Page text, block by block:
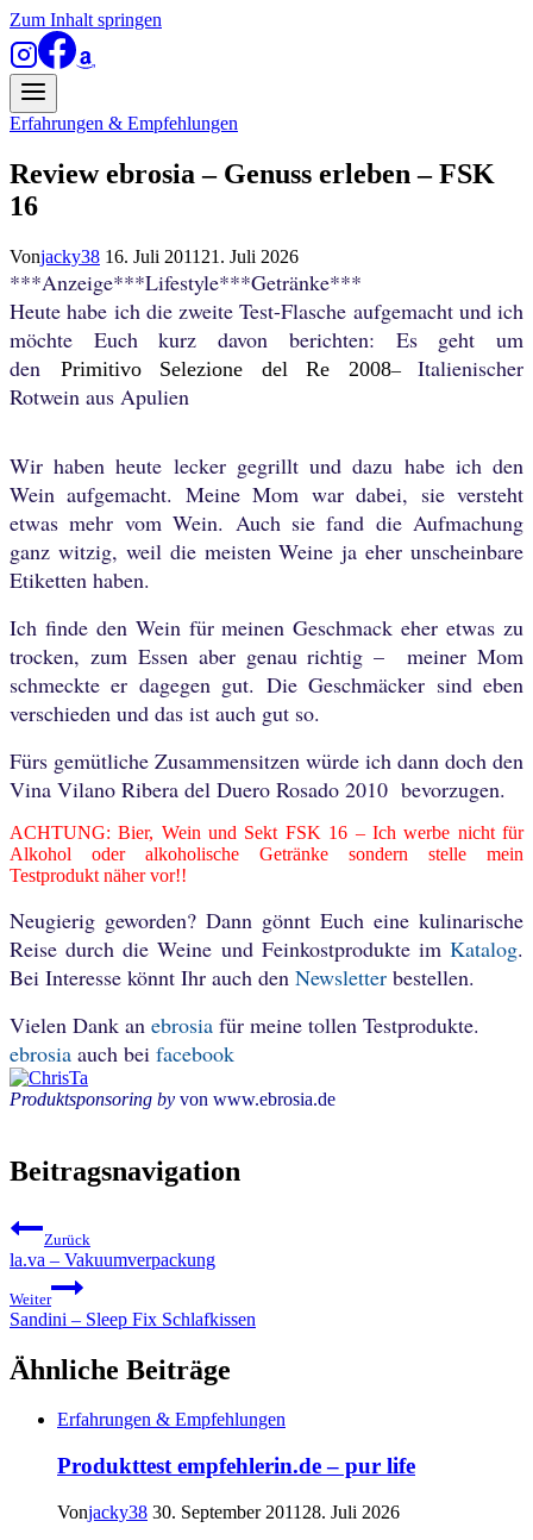
Zum Inhalt springen
Erfahrungen & Empfehlungen
Review ebrosia – Genuss erleben – FSK
16
Vonjacky38 16. Juli 2011 21. Juli 2026
***Anzeige***Lifestyle***Getränke***
Heute habe ich die zweite Test-Flasche aufgemacht und ich
möchte Euch kurz davon berichten: Es geht um
den
Primitivo Selezione del Re 2008– Italienischer
Rotwein aus Apulien
Wir haben heute lecker gegrillt und dazu habe ich den
Wein aufgemacht. Meine Mom war dabei, sie versteht
etwas mehr vom Wein. Auch sie fand die Aufmachung
ganz witzig, weil die meisten Weine ja eher unscheinbare
Etiketten haben.
Ich finde den Wein für meinen Geschmack eher etwas zu
trocken, zum Essen aber genau richtig – meiner Mom
schmeckte er dagegen gut. Die Geschmäcker sind eben
verschieden und das ist auch gut so.
Fürs gemütliche Zusammensitzen würde ich dann doch den
Vina Vilano Ribera del Duero Rosado 2010 bevorzugen.
ACHTUNG: Bier, Wein und Sekt FSK 16 – Ich werbe nicht für
Alkohol oder alkoholische Getränke sondern stelle mein
Testprodukt näher vor!!
Neugierig geworden? Dann gönnt Euch eine kulinarische
Reise durch die Weine und Feinkostprodukte im Katalog.
Bei Interesse könnt Ihr auch den Newsletter bestellen.
Vielen Dank an ebrosia für meine tollen Testprodukte.
ebrosia auch bei facebook
Produktsponsoring by von www.ebrosia.de
Beitragsnavigation
Zurück
la.va – Vakuumverpackung
Weiter
Sandini – Sleep Fix Schlafkissen
Ähnliche Beiträge
Erfahrungen & Empfehlungen
Produkttest empfehlerin.de – pur life
Vonjacky38 30. September 2011 28. Juli 2026